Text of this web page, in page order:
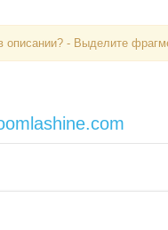
описании? - Выделите